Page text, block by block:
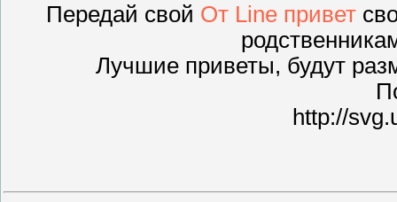
Передай свой От Line привет
Лучшие приветы, будут
http://